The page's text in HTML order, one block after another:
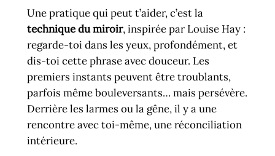
Une pratique qui peut t’aider, c’est la
technique du miroir, inspirée par Louise Hay :
regarde-toi dans les yeux, profondément, et
dis-toi cette phrase avec douceur. Les
premiers instants peuvent être troublants,
parfois même bouleversants… mais persévère.
Derrière les larmes ou la gêne, il y a une
rencontre avec toi-même, une réconciliation
intérieure.